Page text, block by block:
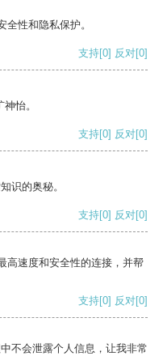
性和隐私保护。
支持[0] 反对[0]
怡。
支持[0] 反对[0]
识的奥秘。
支持[0] 反对[0]
高速度和安全性的连接，并帮
支持[0] 反对[0]
不会泄露个人信息，让我非常